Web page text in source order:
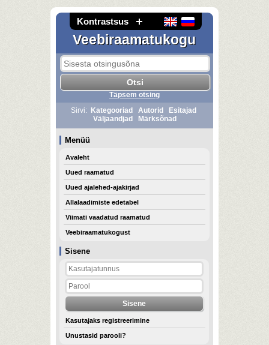
Kontrastsus
Veebiraamatukogu
Sisene
Kasutajaks registreerimine
Unustasid parooli?
Täpsem otsing
Sirvi:
Kategooriad Autorid
Esitajad
Väljaandjad
Märksõnad
Menüü
Avaleht
Uued raamatud
Uued ajalehed-ajakirjad
Allalaadimiste edetabel
Viimati vaadatud raamatud
Veebiraamatukogust